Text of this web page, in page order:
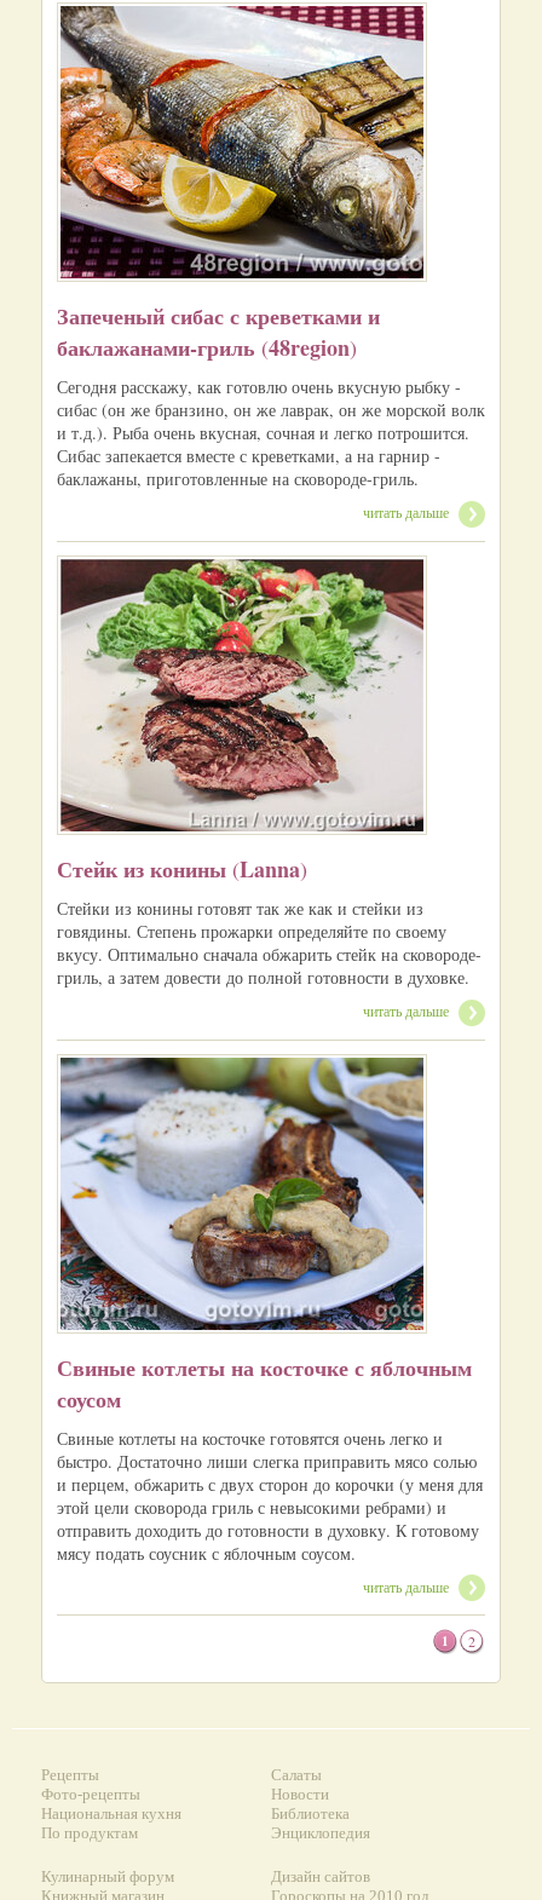
Запеченый сибас с креветками и
баклажанами-гриль (48region)
Сегодня расскажу, как готовлю очень вкусную рыбку -
сибас (он же бранзино, он же лаврак, он же морской волк
и т.д.). Рыба очень вкусная, сочная и легко потрошится.
Сибас запекается вместе с креветками, а на гарнир -
баклажаны, приготовленные на сковороде-гриль.
читать дальше
Стейк из конины (Lanna)
Стейки из конины готовят так же как и стейки из
говядины. Степень прожарки определяйте по своему
вкусу. Оптимально сначала обжарить стейк на сковороде-
гриль, а затем довести до полной готовности в духовке.
читать дальше
Свиные котлеты на косточке с яблочным
соусом
Свиные котлеты на косточке готовятся очень легко и
быстро. Достаточно лиши слегка приправить мясо солью
и перцем, обжарить с двух сторон до корочки (у меня для
этой цели сковорода гриль с невысокими ребрами) и
отправить доходить до готовности в духовку. К готовому
мясу подать соусник с яблочным соусом.
читать дальше
1 2
Рецепты
Фото-рецепты
Национальная кухня
По продуктам
Салаты
Новости
Библиотека
Энциклопедия
Кулинарный форум
Книжный магазин
Дизайн сайтов
Гороскопы на 2010 год